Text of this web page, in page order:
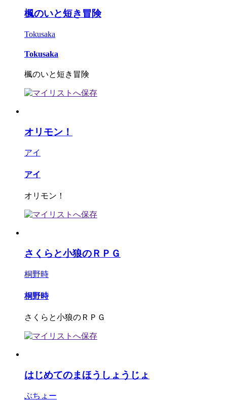
楓のいと短き冒険
Tokusaka
Tokusaka
楓のいと短き冒険
オリモン！
アイ
アイ
オリモン！
さくらと小狼のＲＰＧ
桐野時
桐野時
さくらと小狼のＲＰＧ
はじめてのまほうしょうじょ
ぶちょー